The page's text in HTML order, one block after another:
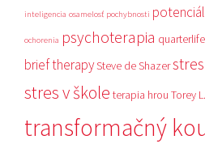
inteligencia osamelosť pochybnosti potenciál
ochorenia psychoterapia
brief therapySteve de Shazerstres
stres v škole terapia hrou Torey
transformačný